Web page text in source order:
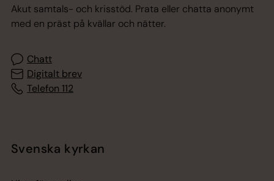
Akut samtals- och krisstöd. Prata eller chatta anonymt
med en präst på kvällar och nätter.
Chatt
Digitalt brev
Telefon 112
Svenska kyrkan